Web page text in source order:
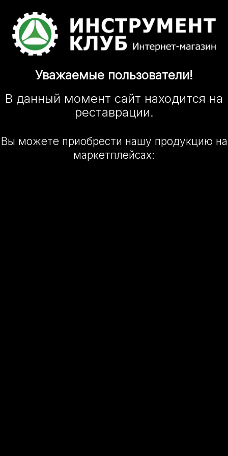
Уважаемые пользователи!
В данный момент сайт находится на
реставрации.
Вы можете приобрести нашу продукцию на
маркетплейсах: